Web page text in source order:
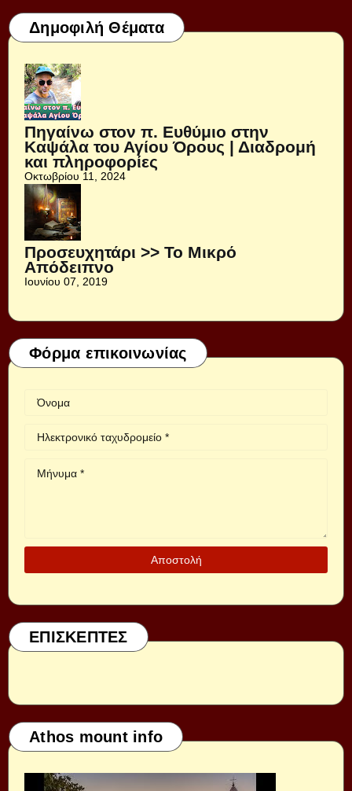
Δημοφιλή Θέματα
Πηγαίνω στον π. Ευθύμιο στην
Καψάλα του Αγίου Όρους | Διαδρομή
και πληροφορίες
Οκτωβρίου 11, 2024
Προσευχητάρι >> Το Μικρό
Απόδειπνο
Ιουνίου 07, 2019
Φόρμα επικοινωνίας
ΕΠΙΣΚΕΠΤΕΣ
Athos mount info